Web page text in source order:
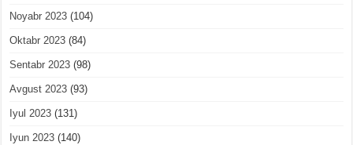
Noyabr 2023 (104)
Oktabr 2023 (84)
Sentabr 2023 (98)
Avgust 2023 (93)
Iyul 2023 (131)
Iyun 2023 (140)